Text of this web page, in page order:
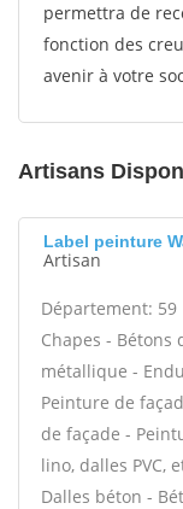
permettra de
fonction des
avenir à votre
Artisans
Label peinture
Artisan
Département: 59
Chapes -
métallique -
Peinture de
de façade -
lino, dalles PVC,
Dalles béton -